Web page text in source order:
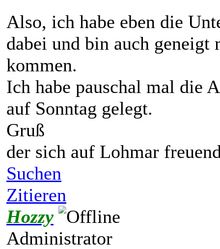
Also, ich habe eben die
dabei und bin auch geneigt
kommen.
Ich habe pauschal mal die
auf Sonntag gelegt.
Gruß
der sich auf Lohmar
Suchen
Zitieren
Hozzy
Administrator